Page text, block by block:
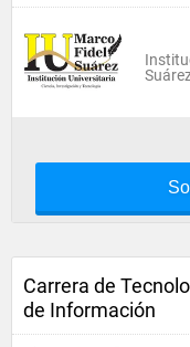
Carrera de
de Información